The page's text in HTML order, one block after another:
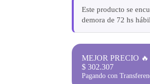
Este producto se
demora de 72 hs
MEJOR PRECIO
$ 302.307
Pagando con